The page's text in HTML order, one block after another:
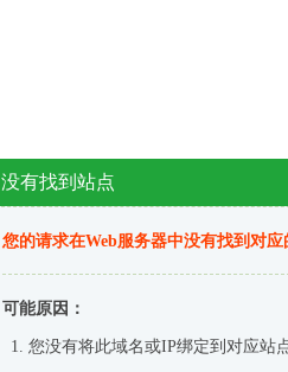
没有找到站点
您的请求在Web服务器中没有找到对应
可能原因：
您没有将此域名或IP绑定到对应站